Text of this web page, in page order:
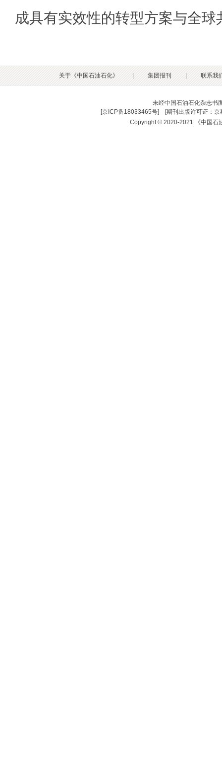
成具有实效性的转型方案与全球
关于《中国石油石化》 | 集团报刊 | 联系我
未经中国石油石化杂志书
[京ICP备18033465号] [期刊出版许可证：
Copyright © 2020-2021 《中国石